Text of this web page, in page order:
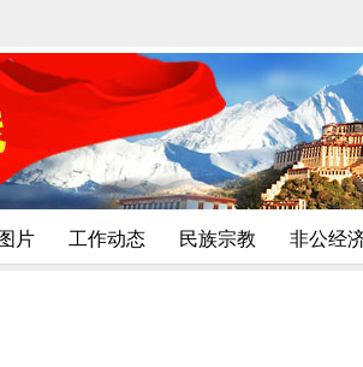
片 工作动态 民族宗教 非公经